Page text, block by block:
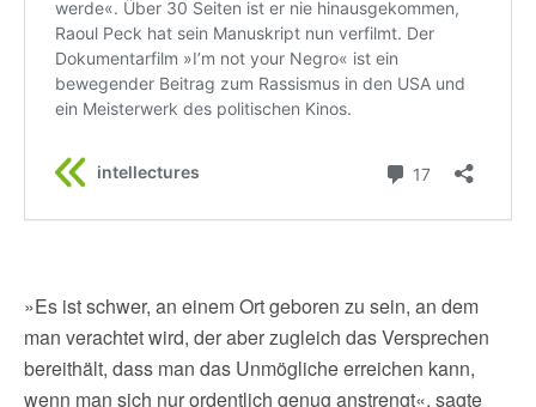
»Es ist schwer, an einem Ort geboren zu sein, an dem
man verachtet wird, der aber zugleich das Versprechen
bereithält, dass man das Unmögliche erreichen kann,
wenn man sich nur ordentlich genug anstrengt«, sagte